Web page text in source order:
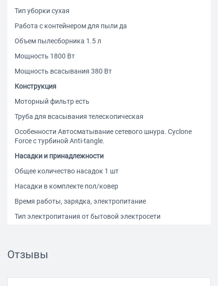
Тип уборки сухая
Работа с контейнером для пыли да
Объем пылесборника 1.5 л
Мощность 1800 Вт
Мощность всасывания 380 Вт
Конструкция
Моторный фильтр есть
Труба для всасывания телескопическая
Особенности Автосматывание сетевого шнура. Cyclone
Force с турбиной Anti-tangle.
Насадки и принадлежности
Общее количество насадок 1 шт
Насадки в комплекте пол/ковер
Время работы, зарядка, электропитание
Тип электропитания от бытовой электросети
Размеры (ШхВхД) 272 х 243 х 398 мм
Отзывы